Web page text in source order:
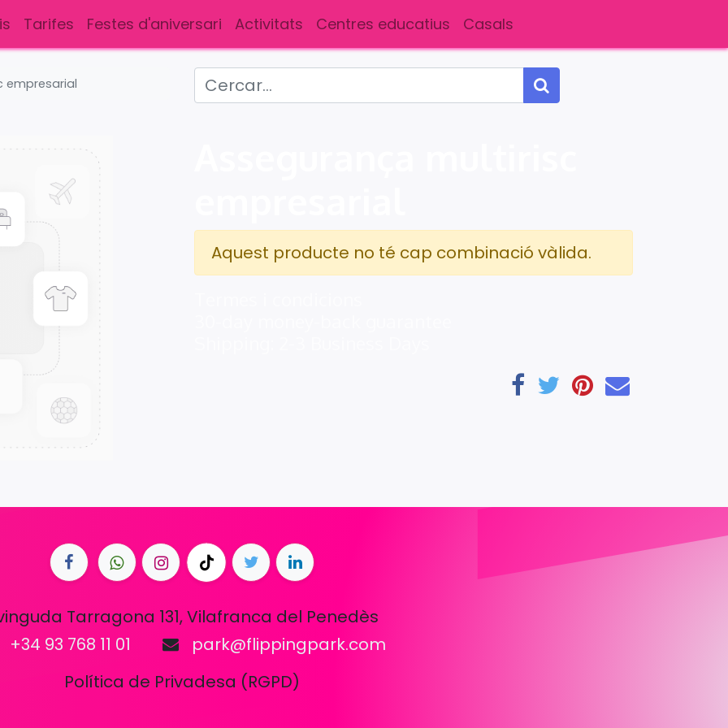
Tarifes Festes d'aniversari Activitats Centres educatius Casals
empresarial
Aquest producte no té cap combinació vàlida.
Tarragona 131, Vilafranca del Penedès
+34 93 768 11 01
park@flippingpark.com
Política de Privadesa (RGPD)